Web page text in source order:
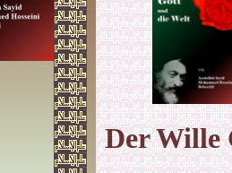
Der Wille